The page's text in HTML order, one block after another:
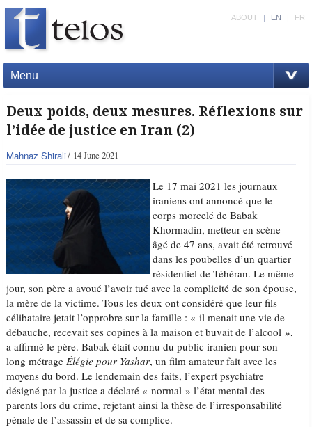
Menu
ABOUT | EN | FR
Deux poids, deux mesures. Réflexions sur
l’idée de justice en Iran (2)
Mahnaz Shirali 14 June 2021
Le 17 mai 2021 les journaux
iraniens ont annoncé que le
corps morcelé de Babak
Khormadin, metteur en scène
âgé de 47 ans, avait été retrouvé
dans les poubelles d’un quartier
résidentiel de Téhéran. Le même
jour, son père a avoué l’avoir tué avec la complicité de son épouse,
la mère de la victime. Tous les deux ont considéré que leur fils
célibataire jetait l’opprobre sur la famille : « il menait une vie de
débauche, recevait ses copines à la maison et buvait de l’alcool »,
a affirmé le père. Babak était connu du public iranien pour son
long métrageÉlégie pour Yashar, un film amateur fait avec les
moyens du bord. Le lendemain des faits, l’expert psychiatre
désigné par la justice a déclaré « normal » l’état mental des
parents lors du crime, rejetant ainsi la thèse de l’irresponsabilité
pénale de l’assassin et de sa complice.